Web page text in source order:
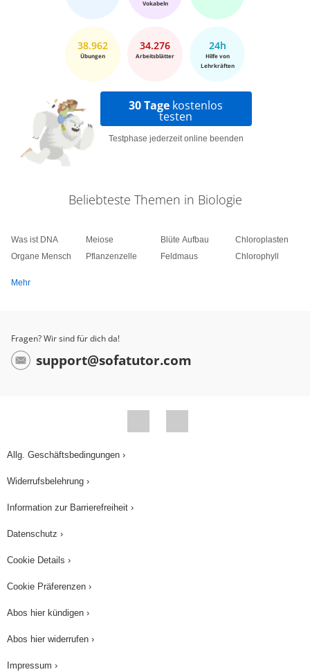
Vokabeln
38.962
Übungen
34.276
Arbeitsblätter
24h
Hilfe von
Lehrkräften
30 Tage kostenlos
testen
Testphase jederzeit online beenden
Beliebteste Themen in Biologie
Was ist DNA
Organe Mensch
Meiose
Pflanzenzelle
Blüte Aufbau
Feldmaus
Chloroplasten
Chlorophyll
Mehr
Fragen? Wir sind für dich da!
support@sofatutor.com
Allg. Geschäftsbedingungen ›
Widerrufsbelehrung ›
Information zur Barrierefreiheit ›
Datenschutz ›
Cookie Details ›
Cookie Präferenzen ›
Abos hier kündigen ›
Abos hier widerrufen ›
Impressum ›